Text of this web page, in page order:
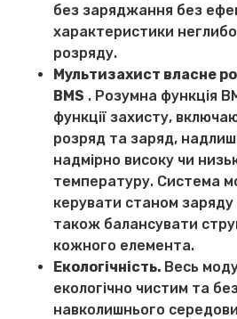
без заряджання без
характеристики
розряду.
Мультизахист власне
BMS . Розумна функція
функції захисту,
розряд та заряд,
надмірно високу чи
температуру. Система
керувати станом
також балансувати
кожного елемента.
Екологічність. Весь
екологічно чистим та
навколишнього